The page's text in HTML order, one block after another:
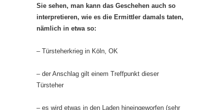
Sie sehen, man kann das Geschehen auch so
interpretieren, wie es die Ermittler damals taten,
nämlich in etwa so:
– Türsteherkrieg in Köln, OK
– der Anschlag gilt einem Treffpunkt dieser
Türsteher
– es wird etwas in den Laden hineingeworfen (sehr